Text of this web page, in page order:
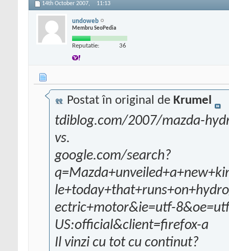
14th October 2007, 11:13
undoweb
Membru SeoPedia
Reputatie: 36
Postat în original de Krumel
tdiblog.com/2007/mazda-
vs.
google.com/search?
ectric+motor&ie=utf-
US:official&client=firefox-a
Il vinzi cu tot cu continut?